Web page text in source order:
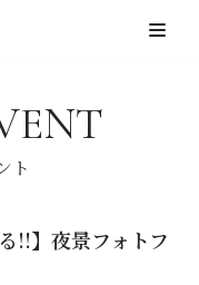
ト
!!】夜景フォトフ